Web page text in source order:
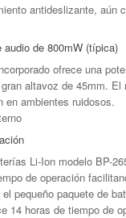
antideslizante, aún
audio de 800mW (típica)
ofrece una
altavoz de 45mm. El
en ambientes ruidosos.
Li-Ion modelo BP-
de operación
pequeño paquete de
14 horas de tiempo de